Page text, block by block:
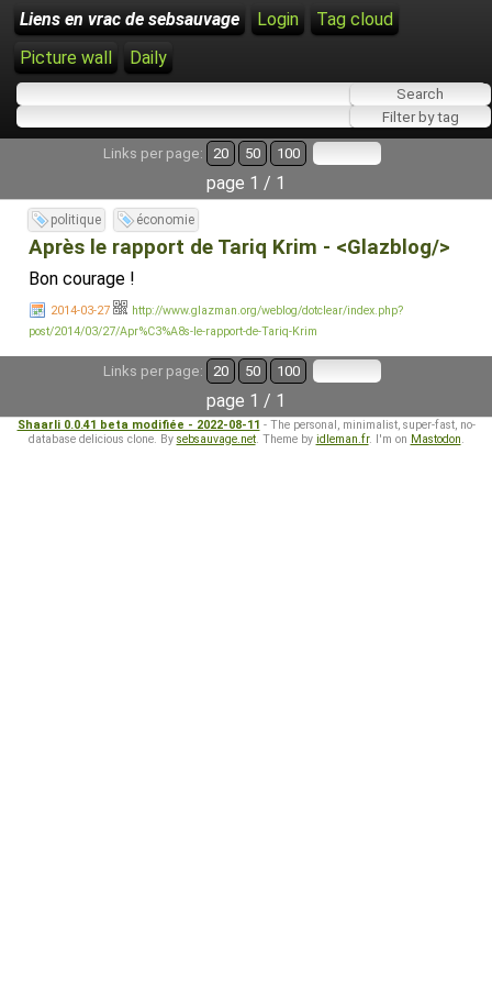
Liens en vrac de sebsauvage Login
Tag cloud
Picture wall
Daily
Links per page: 20 50 100
page 1 / 1
politique économie
Après le rapport de Tariq Krim - <Glazblog/>
Bon courage !
2014-03-27
http://www.glazman.org/weblog/dotclear/index.php?
post/2014/03/27/Apr%C3%A8s-le-rapport-de-Tariq-Krim
Links per page: 20 50 100
page 1 / 1
Shaarli 0.0.41 beta modifiée - 2022-08-11 - The personal, minimalist, super-fast, no-
database delicious clone. By sebsauvage.net. Theme by idleman.fr. I'm on Mastodon.